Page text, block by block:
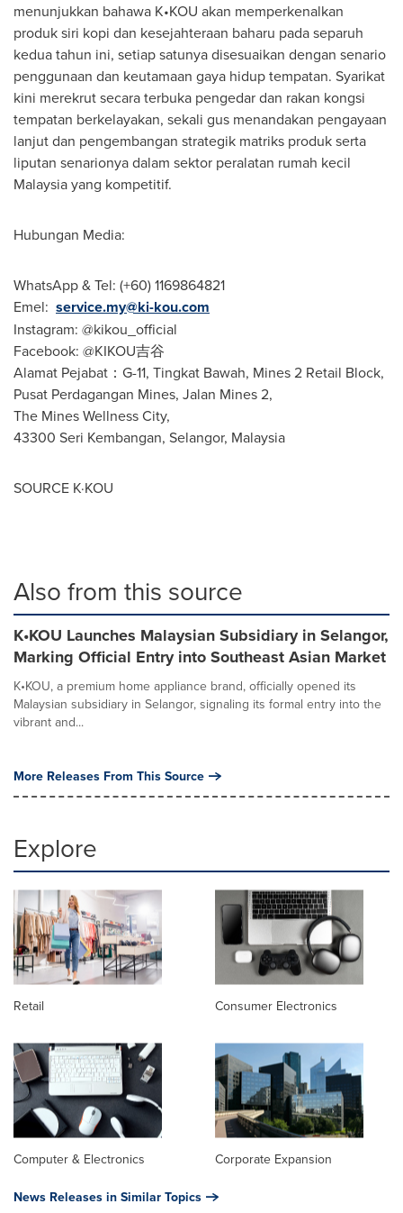
menunjukkan bahawa K•KOU akan memperkenalkan
produk siri kopi dan kesejahteraan baharu pada separuh
kedua tahun ini, setiap satunya disesuaikan dengan senario
penggunaan dan keutamaan gaya hidup tempatan. Syarikat
kini merekrut secara terbuka pengedar dan rakan kongsi
tempatan berkelayakan, sekali gus menandakan pengayaan
lanjut dan pengembangan strategik matriks produk serta
liputan senarionya dalam sektor peralatan rumah kecil
Malaysia yang kompetitif.
Hubungan Media:
WhatsApp & Tel: (+60) 1169864821
Emel: service.my@ki-kou.com
Instagram: @kikou_official
Facebook: @KIKOU吉谷
Alamat Pejabat：G-11, Tingkat Bawah, Mines 2 Retail Block,
Pusat Perdagangan Mines, Jalan Mines 2,
The Mines Wellness City,
43300 Seri Kembangan, Selangor, Malaysia
SOURCE K·KOU
Also from this source
K•KOU Launches Malaysian Subsidiary in Selangor,
Marking Official Entry into Southeast Asian Market
K•KOU, a premium home appliance brand, officially opened its
Malaysian subsidiary in Selangor, signaling its formal entry into the
vibrant and...
More Releases From This Source
Explore
Retail Consumer Electronics
Computer & Electronics Corporate Expansion
News Releases in Similar Topics